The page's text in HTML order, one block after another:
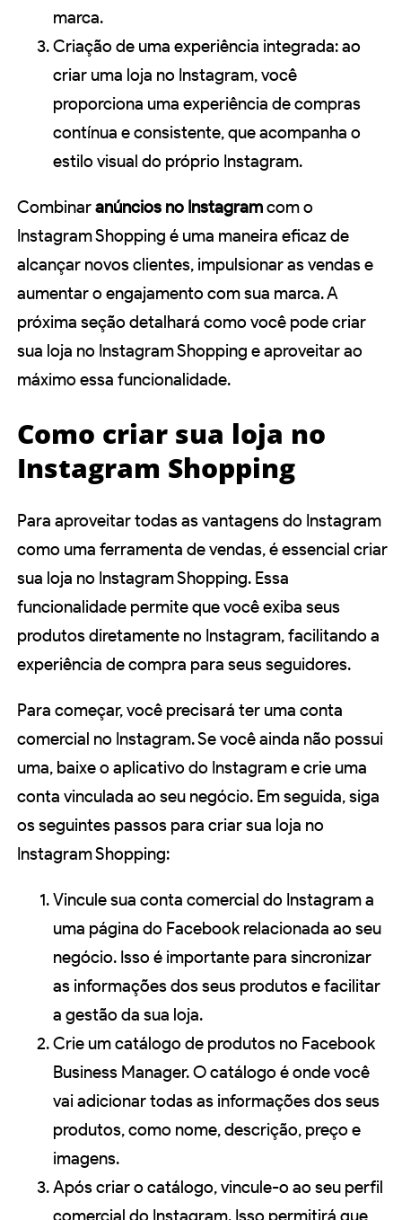
marca.
Criação de uma experiência integrada: ao
criar uma loja no Instagram, você
proporciona uma experiência de compras
contínua e consistente, que acompanha o
estilo visual do próprio Instagram.
Combinaranúncios no Instagramcom o
Instagram Shopping é uma maneira eficaz de
alcançar novos clientes, impulsionar as vendas e
aumentar o engajamento com sua marca. A
próxima seção detalhará como você pode criar
sua loja no Instagram Shopping e aproveitar ao
máximo essa funcionalidade.
Como criar sua loja no
Instagram Shopping
Para aproveitar todas as vantagens do Instagram
como uma ferramenta de vendas, é essencial criar
sua loja no Instagram Shopping. Essa
funcionalidade permite que você exiba seus
produtos diretamente no Instagram, facilitando a
experiência de compra para seus seguidores.
Para começar, você precisará ter uma conta
comercial no Instagram. Se você ainda não possui
uma, baixe o aplicativo do Instagram e crie uma
conta vinculada ao seu negócio. Em seguida, siga
os seguintes passos para criar sua loja no
Instagram Shopping:
Vincule sua conta comercial do Instagram a
uma página do Facebook relacionada ao seu
negócio. Isso é importante para sincronizar
as informações dos seus produtos e facilitar
a gestão da sua loja.
Crie um catálogo de produtos no Facebook
Business Manager. O catálogo é onde você
vai adicionar todas as informações dos seus
produtos, como nome, descrição, preço e
imagens.
Após criar o catálogo, vincule-o ao seu perfil